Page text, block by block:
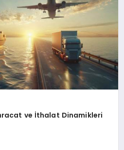
ve İthalat Dinamikleri